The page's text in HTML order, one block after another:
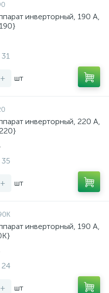
инверторный, 190 А,
+ шт
инверторный, 220 А,
+ шт
инверторный, 190 А,
24
+ шт